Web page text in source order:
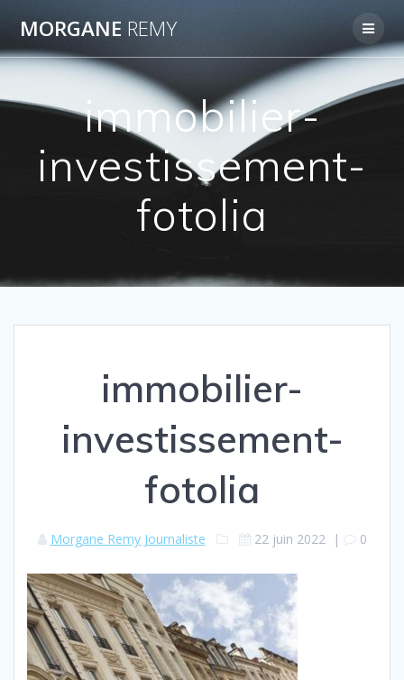
MORGANE REMY
immobilier-
investissement-
fotolia
immobilier-
investissement-
fotolia
Morgane Remy Journaliste 22 juin 2022| 0